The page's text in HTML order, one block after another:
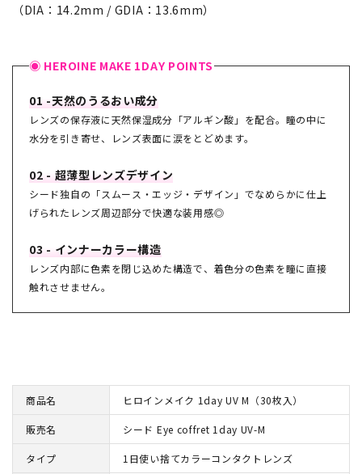
（DIA：14.2mm / GDIA：13.6mm）
◉ HEROINE MAKE 1DAY POINTS
01 -天然のうるおい成分
レンズの保存液に天然保湿成分「アルギン酸」を配合。瞳の中に
水分を引き寄せ、レンズ表面に涙をとどめます。
02 - 超薄型レンズデザイン
シード独自の「スムース・エッジ・デザイン」でなめらかに仕上
げられたレンズ周辺部分で快適な装用感◎
03 - インナーカラー構造
レンズ内部に色素を閉じ込めた構造で、着色分の色素を瞳に直接
触れさせません。
商品名 ヒロインメイク 1day UV M（30枚入）
販売名 シード Eye coffret 1day UV-M
タイプ 1日使い捨てカラーコンタクトレンズ